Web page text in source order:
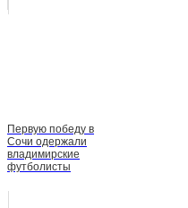
Первую победу в
Сочи одержали
владимирские
футболисты